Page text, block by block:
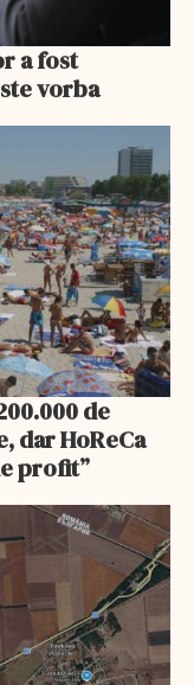
a fost
vorba
de
dar HoReCa
profit”